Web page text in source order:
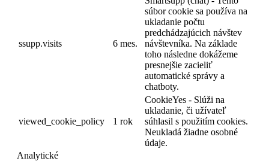
ssupp.visits 6 mes.
súbor cookie sa používa na
ukladanie počtu
predchádzajúcich návštev
návštevníka. Na základe
toho následne dokážeme
presnejšie zacieliť
automatické správy a
chatboty.
viewed_cookie_policy 1 rok
CookieYes - Slúži na
ukladanie, či užívateľ
súhlasil s použitím cookies.
Neukladá žiadne osobné
údaje.
Analytické